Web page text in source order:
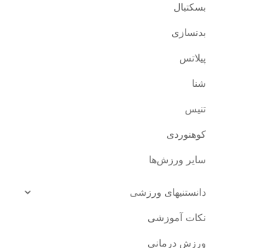
بسکتبال
بدنسازی
پیلاتس
شنا
تنیس
کوهنوردی
سایر ورزش‌ها
دانستنیهای ورزشی
نکات آموزشی
ورزش درمانی